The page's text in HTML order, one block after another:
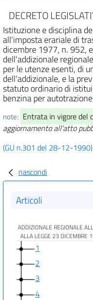
DECRETO
Istituzione e disciplina
all'imposta erariale di
dicembre 1977, n. 952,
dell'addizionale
per le utenze esenti, di
dell'addizionale, e la
statuto ordinario di
benzina per
note: Entrata in vigore del
aggiornamento all'atto
(GU n.301 del 28-12-1990)
nascondi
Articoli
ADDIZIONALE REGIONALE
ALLA LEGGE 23 DICEMBRE
1
2
3
4